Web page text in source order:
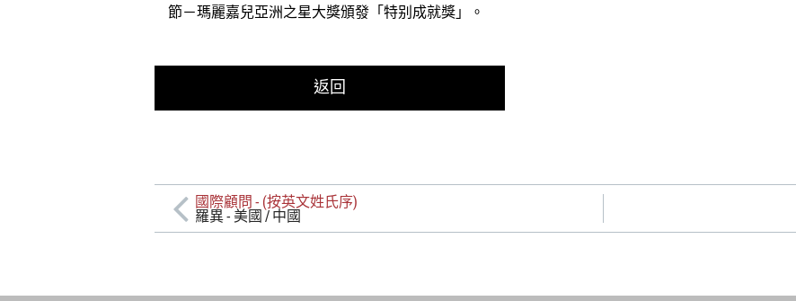
節－瑪麗嘉兒亞洲之星大獎頒發「特别成就獎」。
返回
國際顧問 - (按英文姓氏序)
羅異 - 美國 / 中國